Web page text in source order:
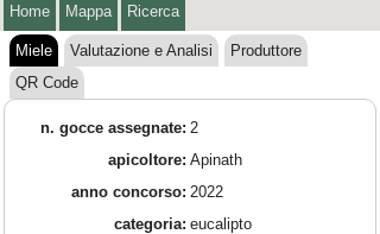
Home Mappa Ricerca
Miele Valutazione e Analisi
Produttore
QR Code
n. gocce assegnate: 2
apicoltore: Apinath
anno concorso: 2022
categoria: eucalipto